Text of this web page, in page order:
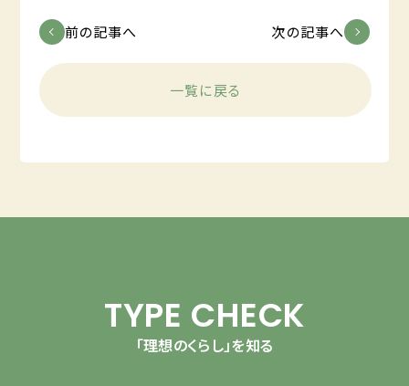
前の記事へ 次の記事へ
一覧に戻る
TYPE CHECK
「理想のくらし」を知る